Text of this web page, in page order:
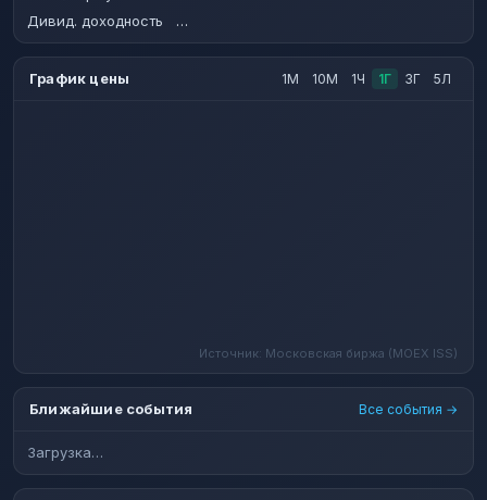
Дивид. доходность
…
График цены 1М 10М 1Ч 1Г 3Г 5Л
Источник: Московская биржа (MOEX ISS)
Ближайшие события Все события →
Загрузка…